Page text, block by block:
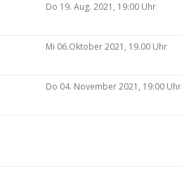
Do 19. Aug. 2021, 19:00 Uhr
Mi 06.Oktober 2021, 19.00 Uhr
Do 04. November 2021, 19:00 Uhr